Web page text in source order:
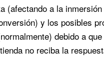
(afectando a la
y los posibles
debido a
no reciba la